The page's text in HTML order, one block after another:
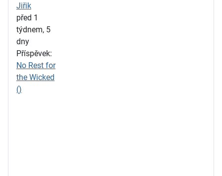
Jiřik
před 1
týdnem, 5
dny
Příspěvek:
No Rest for
the Wicked
()